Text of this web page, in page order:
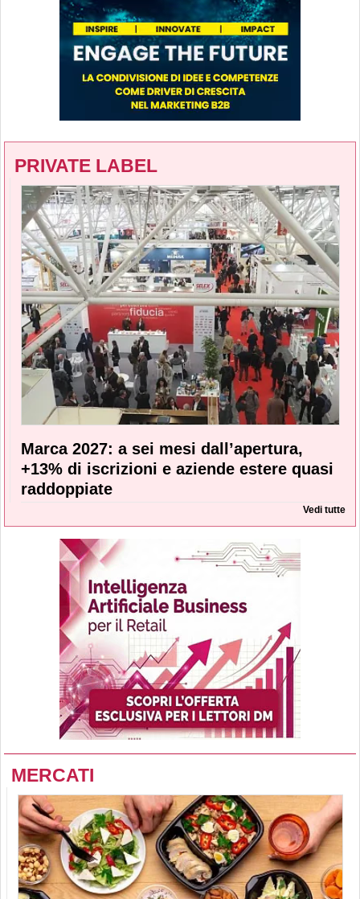
PRIVATE LABEL
Marca 2027: a sei mesi dall’apertura,
+13% di iscrizioni e aziende estere quasi
raddoppiate
Vedi tutte
MERCATI